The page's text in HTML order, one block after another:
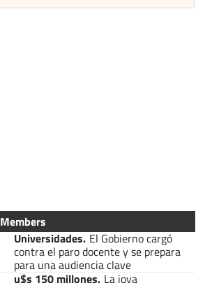
Members
Universidades. El Gobierno cargó
contra el paro docente y se prepara
para una audiencia clave
u$s 150 millones. La joya